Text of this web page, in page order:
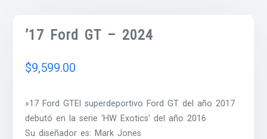
’17 Ford GT – 2024
$9,599.00
»17 Ford GTEl superdeportivo Ford GT del año 2017
debutó en la serie ‘HW Exotics’ del año 2016
Su diseñador es: Mark Jones